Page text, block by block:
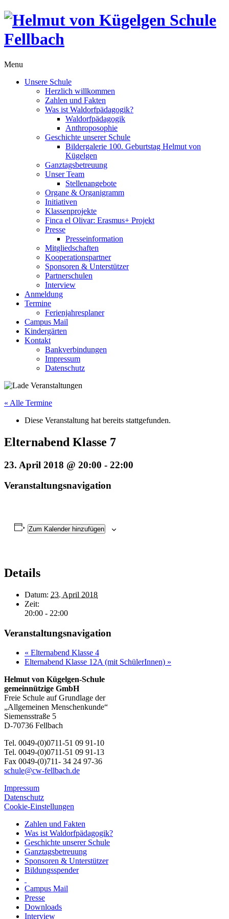
Menu
Unsere Schule
Herzlich willkommen
Zahlen und Fakten
Was ist Waldorfpädagogik?
Waldorfpädagogik
Anthroposophie
Geschichte unserer Schule
Bildergalerie 100. Geburtstag Helmut von
Kügelgen
Ganztagsbetreuung
Unser Team
Stellenangebote
Organe & Organigramm
Initiativen
Klassenprojekte
Finca el Olivar: Erasmus+ Projekt
Presse
Presseinformation
Mitgliedschaften
Kooperationspartner
Sponsoren & Unterstützer
Partnerschulen
Interview
Anmeldung
Termine
Ferienjahresplaner
Campus Mail
Kindergärten
Kontakt
Bankverbindungen
Impressum
Datenschutz
« Alle Termine
Diese Veranstaltung hat bereits stattgefunden.
Elternabend Klasse 7
23. April 2018 @ 20:00 - 22:00
Veranstaltungsnavigation
Zum Kalender hinzufügen
Details
Datum: 23. April 2018
Zeit:
20:00 - 22:00
Veranstaltungsnavigation
« Elternabend Klasse 4
Elternabend Klasse 12A (mit SchülerInnen) »
Helmut von Kügelgen-Schule
gemeinnützige GmbH
Freie Schule auf Grundlage der
„Allgemeinen Menschenkunde“
Siemensstraße 5
D-70736 Fellbach
Tel. 0049-(0)0711-51 09 91-10
Tel. 0049-(0)0711-51 09 91-13
Fax 0049-(0)711- 34 24 97-36
schule@cw-fellbach.de
Impressum
Datenschutz
Cookie-Einstellungen
Zahlen und Fakten
Was ist Waldorfpädagogik?
Geschichte unserer Schule
Ganztagsbetreuung
Sponsoren & Unterstützer
Bildungsspender
Campus Mail
Presse
Downloads
Interview